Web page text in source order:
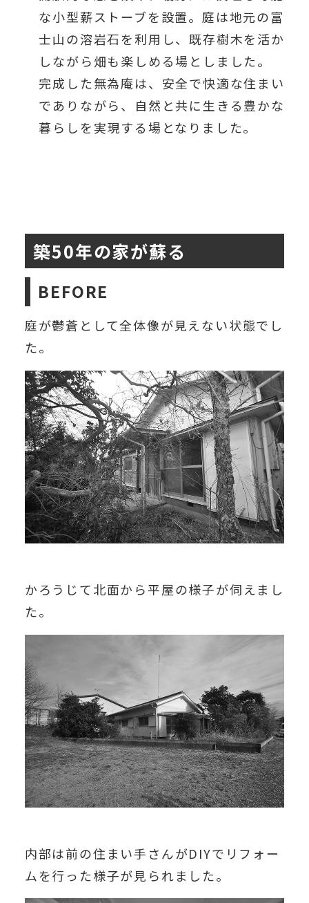
な小型薪ストーブを設置。庭は地元の富
士山の溶岩石を利用し、既存樹木を活か
しながら畑も楽しめる場としました。
完成した無為庵は、安全で快適な住まい
でありながら、自然と共に生きる豊かな
暮らしを実現する場となりました。
築50年の家が蘇る
BEFORE
庭が鬱蒼として全体像が見えない状態でし
た。
かろうじて北面から平屋の様子が伺えまし
た。
内部は前の住まい手さんがDIYでリフォー
ムを行った様子が見られました。